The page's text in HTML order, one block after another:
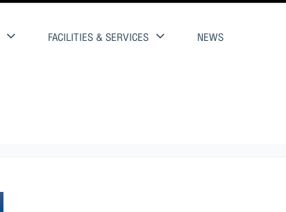
FACILITIES & SERVICES NEWS